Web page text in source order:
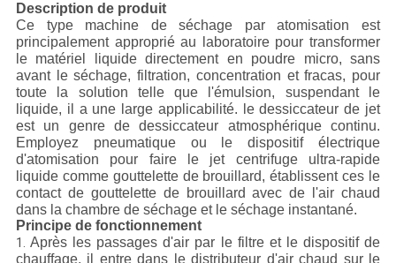
Description de produit
Ce type machine de séchage par atomisation est
principalement approprié au laboratoire pour transformer
le matériel liquide directement en poudre micro, sans
avant le séchage, filtration, concentration et fracas, pour
toute la solution telle que l'émulsion, suspendant le
liquide, il a une large applicabilité. le dessiccateur de jet
est un genre de dessiccateur atmosphérique continu.
Employez pneumatique ou le dispositif électrique
d'atomisation pour faire le jet centrifuge ultra-rapide
liquide comme gouttelette de brouillard, établissent ces le
contact de gouttelette de brouillard avec de l'air chaud
dans la chambre de séchage et le séchage instantané.
Principe de fonctionnement
1.Après les passages d'air par le filtre et le dispositif de
chauffage, il entre dans le distributeur d'air chaud sur le